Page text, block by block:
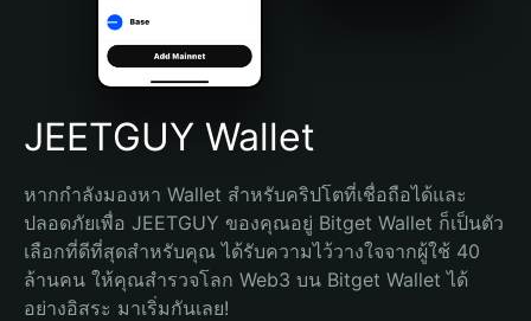
Português (Brasil)
Español (Argentina)
JEETGUY Wallet
หากกำลังมองหา Wallet สำหรับคริปโตที่เชื่อถือได้และ
ปลอดภัยเพื่อ JEETGUY ของคุณอยู่ Bitget Wallet ก็เป็นตัว
เลือกที่ดีที่สุดสำหรับคุณ ได้รับความไว้วางใจจากผู้ใช้ 40
ล้านคน ให้คุณสำรวจโลก Web3 บน Bitget Wallet ได้
อย่างอิสระ มาเริ่มกันเลย!